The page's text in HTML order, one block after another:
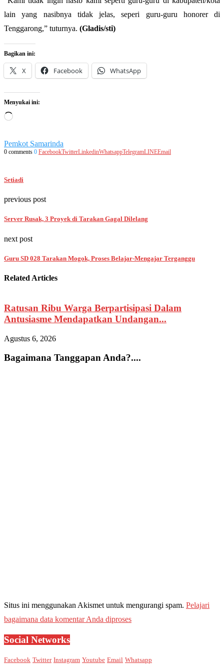
lain yang nasibnya tidak jelas, seperi guru-guru honorer di
Tenggarong,” tuturnya. (Gladis/sti)
Bagikan ini:
X Facebook WhatsApp
Menyukai ini:
Memuat...
Pemkot Samarinda
0 comments 0 FacebookTwitterLinkedinWhatsappTelegramLINEEmail
Setiadi
previous post
Server Rusak, 3 Proyek di Tarakan Gagal Dilelang
next post
Guru SD 028 Tarakan Mogok, Proses Belajar-Mengajar Terganggu
Related Articles
Ratusan Ribu Warga Berpartisipasi Dalam
Antusiasme Mendapatkan Undangan...
Agustus 6, 2026
Bagaimana Tanggapan Anda?....
Situs ini menggunakan Akismet untuk mengurangi spam. Pelajari
bagaimana data komentar Anda diproses
Social Networks
Facebook Twitter Instagram Youtube Email Whatsapp